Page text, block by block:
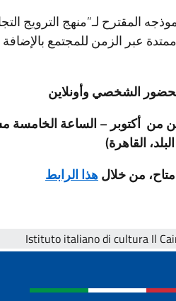
المقترح لـ”منهج الترويج
عبر الزمن للمجتمع
حضور الشخصي وأونلاين
من أكتوبر – الساعة الخامسة
القاهرة)
من خلالهذا الرابط